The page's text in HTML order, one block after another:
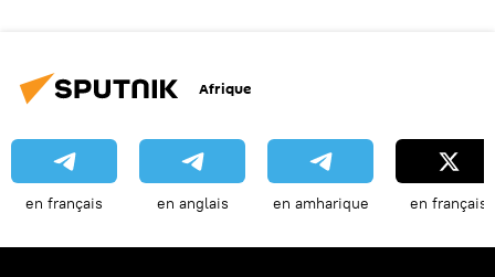
Afrique
en français en anglais en amharique en français